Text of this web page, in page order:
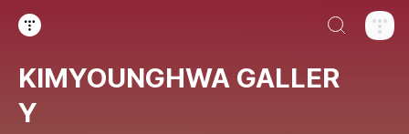
KIMYOUNGHWA GALLER
Y